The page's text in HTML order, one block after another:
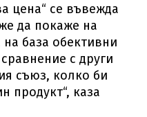
цена“ се въвежда
да покаже на
база обективни
с други
съюз, колко би
продукт“, каза